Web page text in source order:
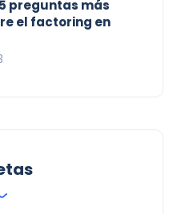
preguntas más
el factoring en